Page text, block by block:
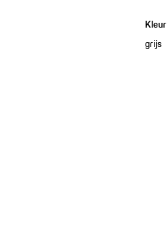
Kleur
grijs